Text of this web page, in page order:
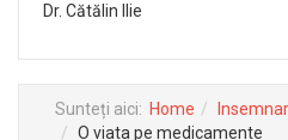
Dr. Cătălin Ilie
Sunteți aici: Home
O viata pe medicamente